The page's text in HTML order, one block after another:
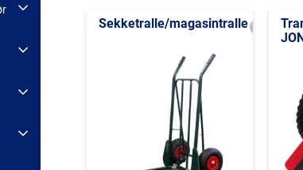
Sekketralle/magasintralle